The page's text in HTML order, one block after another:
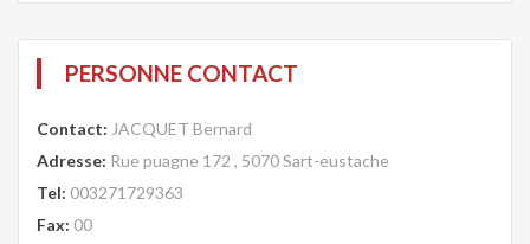
PERSONNE CONTACT
Contact: JACQUET Bernard
Adresse: Rue puagne 172 , 5070 Sart-eustache
Tel: 003271729363
Fax: 00